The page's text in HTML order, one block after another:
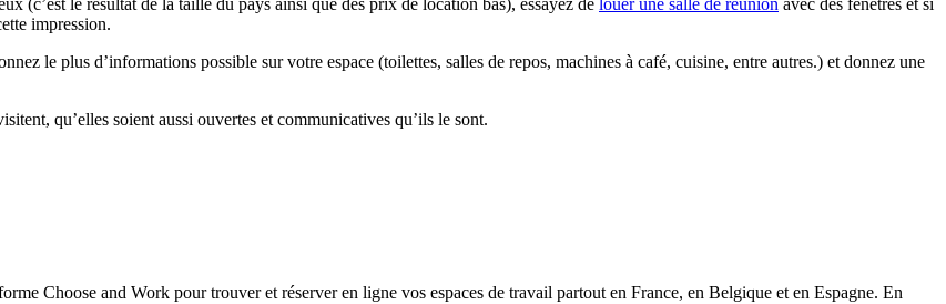
impression.
le plus d’informations possible sur votre espace (toilettes, salles de repos, machines à café, cuisine, entre autres.) et donnez une
qu’elles soient aussi ouvertes et communicatives qu’ils le sont.
Choose and Work pour trouver et réserver en ligne vos espaces de travail partout en France, en Belgique et en Espagne. En